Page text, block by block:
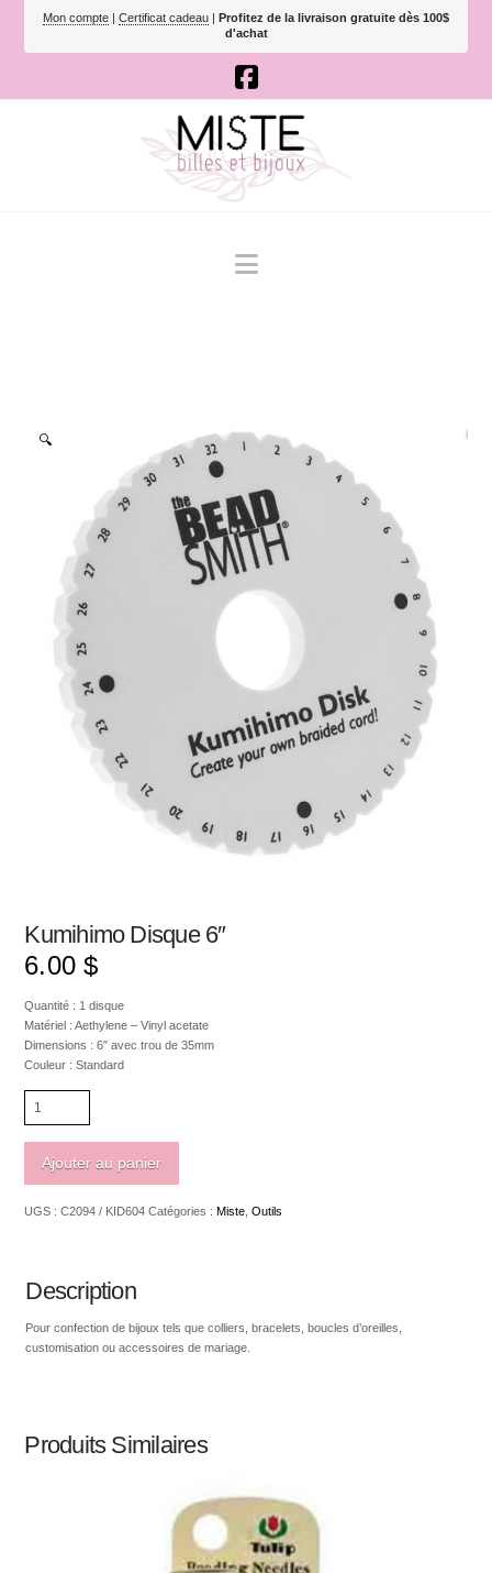
Mon compte | Certificat cadeau | Profitez de la livraison gratuite dès 100$
d'achat
Navigation
🔍
Kumihimo Disque 6″
6.00 $
Quantité : 1 disque
Matériel : Aethylene – Vinyl acetate
Dimensions : 6″ avec trou de 35mm
Couleur : Standard
Disque
Ajouter au panier
UGS :C2094 / KID604 Catégories :Miste ,Outils
Description
Pour confection de bijoux tels que colliers, bracelets, boucles d’oreilles,
customisation ou accessoires de mariage.
Produits Similaires